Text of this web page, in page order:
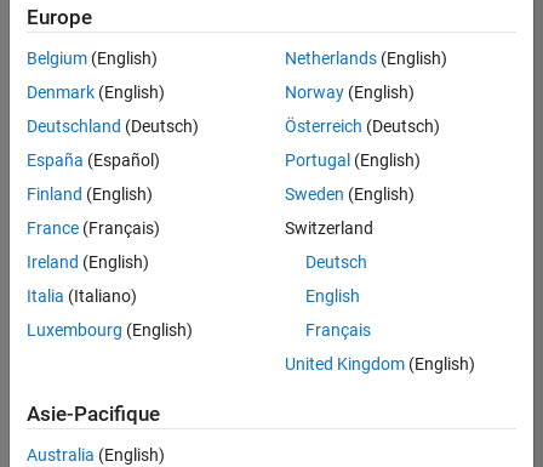
sélectionnées
Les
descriptions
poste
n’ont
pas
été
traduites.
Effectuez
lieu
pour
Europe
Belgium (English)
Denmark (English)
Deutschland (Deutsch)
España (Español)
Finland (English)
France (Français)
Ireland (English)
Italia (Italiano)
Luxembourg (English)
Netherlands(English)
Norway(English)
Österreich (Deutsch)
Portugal (English)
Sweden (English)
Switzerland
Deutsch
English
Français
United Kingdom(English)
Asie-Pacifique
Australia (English)